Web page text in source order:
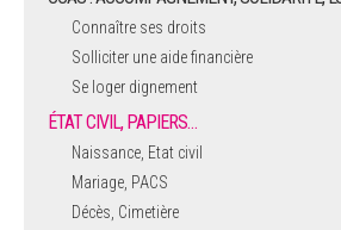
Connaître ses droits
Solliciter une aide financière
Se loger dignement
ÉTAT CIVIL, PAPIERS…
Naissance, Etat civil
Mariage, PACS
Décès, Cimetière